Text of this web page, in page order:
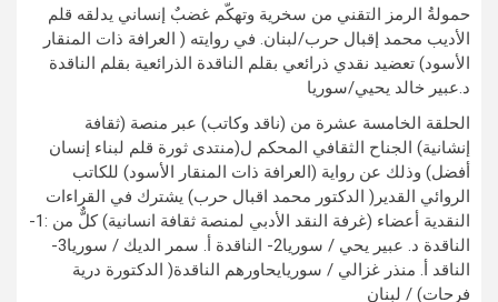
حمولةُ الرمز التقني من سخرية وتهكّم غضبٌ إنساني يدلقه قلم
الأديب محمد إقبال حرب/لبنان. في روايته ( العرافة ذات المنقار
الأسود) تعضيد نقدي ذرائعي بقلم الناقدة الذرائعية بقلم الناقدة
د.عبير خالد يحيي/سوريا
الحلقة الخامسة عشرة من (ناقد وكاتب) عبر منصة (ثقافة
إنشانية) الجناح الثقافي المحكم ل(منتدى ثورة قلم لبناء إنسان
أفضل) وذلك عن رواية (العرافة ذات المنقار الأسود) للكاتب
الروائي القدير( الدكتور محمد اقبال حرب) يشترك في القراءات
النقدية أعضاء (غرفة النقد الأدبي لمنصة ثقافة انسانية) كلٌّ من :1-
الناقدة د. عبير يحي / سوريا2- الناقدة أ. سمر الديك / سوريا3-
الناقد أ. منذر غزالي / سوريايحاورهم الناقدة( الدكتورة درية
فرحات) / لبنان